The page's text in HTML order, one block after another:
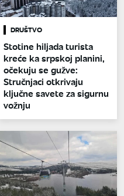
DRUŠTVO
Stotine hiljada turista
kreće ka srpskoj planini,
očekuju se gužve:
Stručnjaci otkrivaju
ključne savete za sigurnu
vožnju